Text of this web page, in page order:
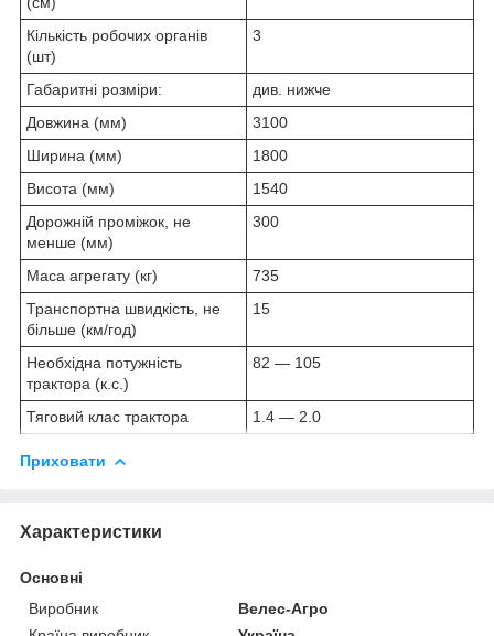
Кількість робочих органів
(шт)
3
Габаритні розміри:
див. нижче
Довжина (мм)
3100
Ширина (мм)
1800
Висота (мм)
1540
Дорожній проміжок, не
менше (мм)
300
Маса агрегату (кг)
735
Транспортна швидкість, не
більше (км/год)
15
Необхідна потужність
трактора (к.с.)
82 — 105
Тяговий клас трактора 1.4 — 2.0
Приховати
Характеристики
Основні
Виробник
Велес-Агро